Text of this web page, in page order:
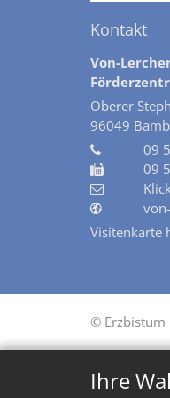
Ihre
Kontakt
Von-
Oberer
96049
09
09
Visitenkarte
© Erzbistum